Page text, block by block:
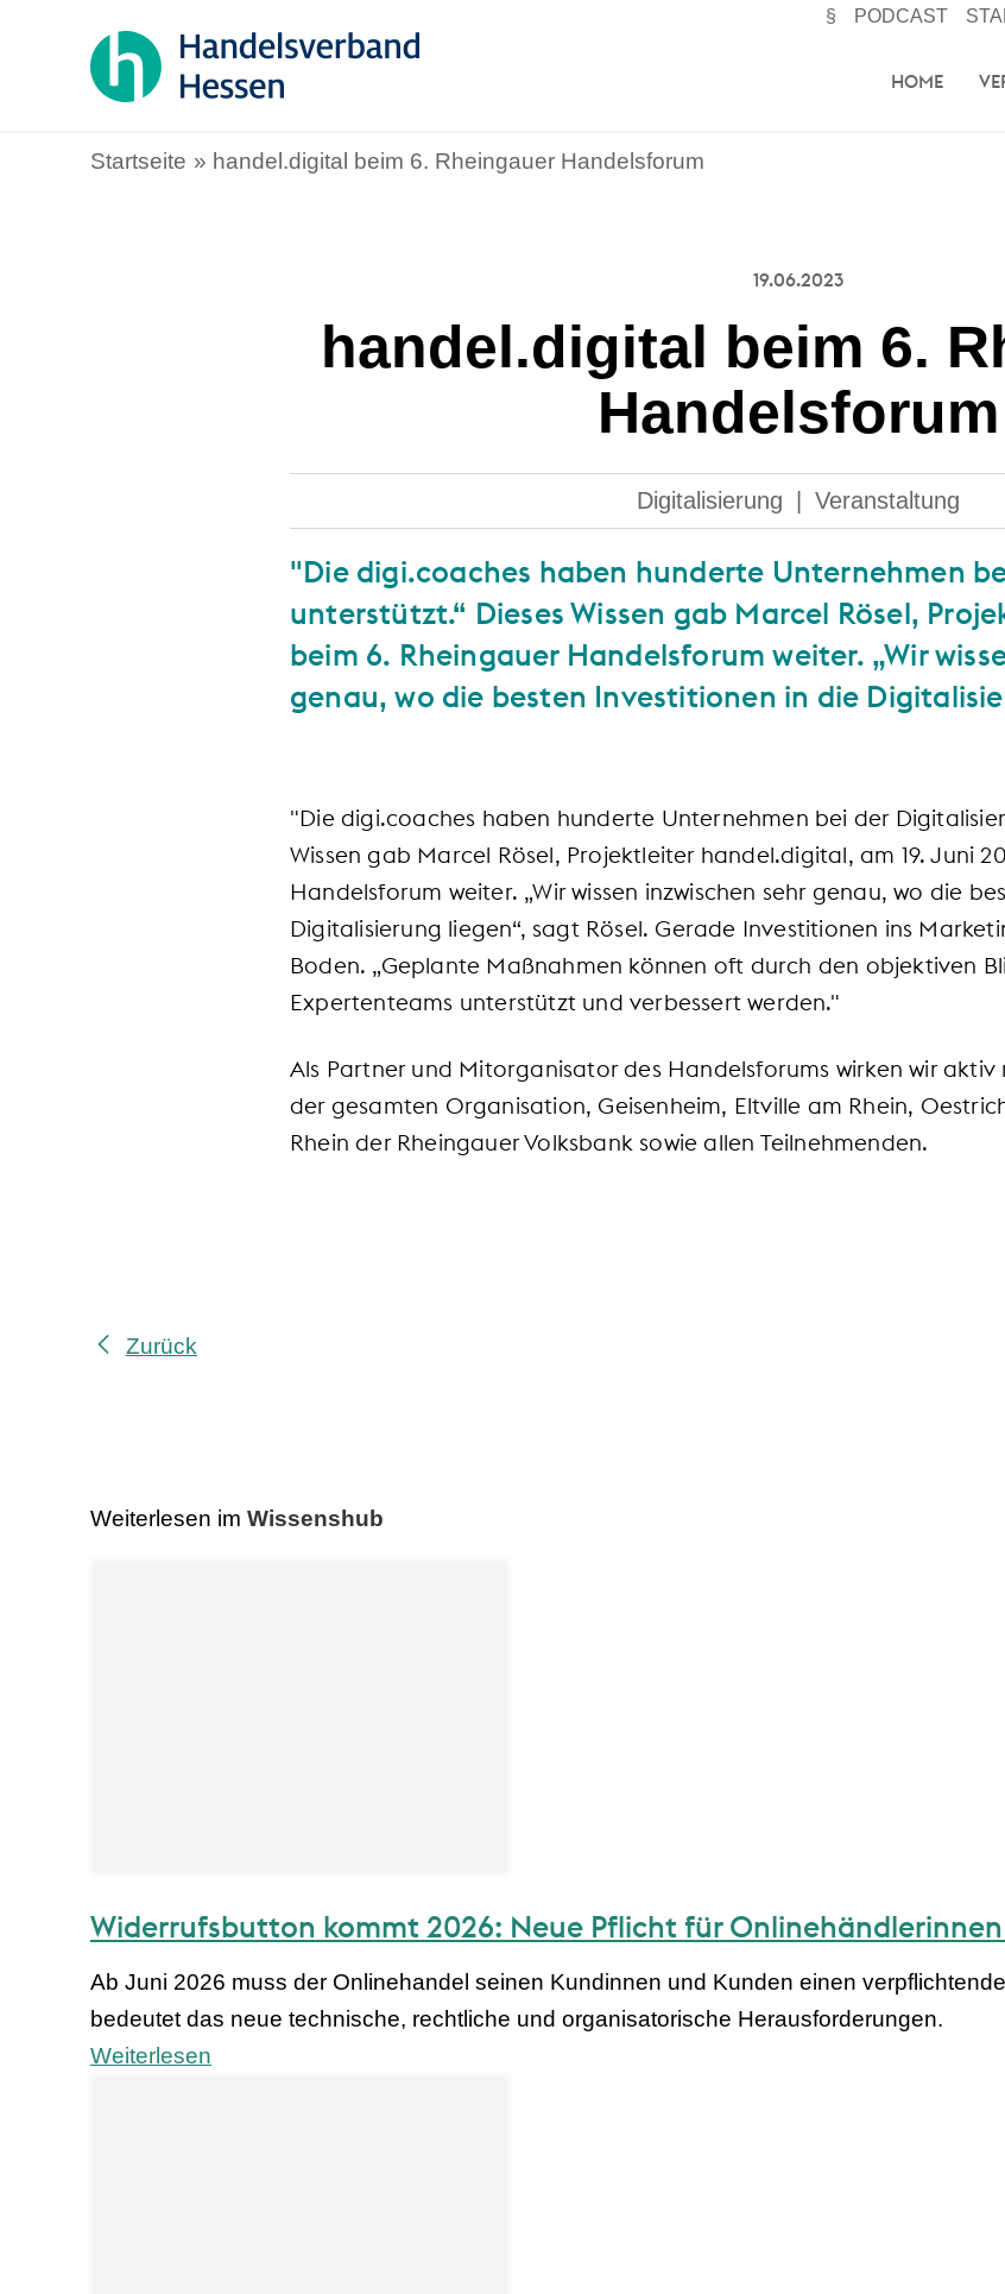
§ PODCAST
HOME
Startseite handel.digital beim 6. Rheingauer Handelsforum
19.06.2023
handel.digital beim 6.
Handelsforum
Digitalisierung Veranstaltung
"Die digi.coaches haben hunderte Unternehmen
unterstützt.“ Dieses Wissen gab Marcel Rösel,
beim 6. Rheingauer Handelsforum weiter. „Wir
genau, wo die besten Investitionen in die
"Die digi.coaches haben hunderte Unternehmen bei der
Wissen gab Marcel Rösel, Projektleiter handel.digital, am 19. Juni
Handelsforum weiter. „Wir wissen inzwischen sehr genau, wo die
Digitalisierung liegen“, sagt Rösel. Gerade Investitionen ins
Boden. „Geplante Maßnahmen können oft durch den objektiven
Expertenteams unterstützt und verbessert werden."
Als Partner und Mitorganisator des Handelsforums wirken wir
der gesamten Organisation, Geisenheim, Eltville am Rhein,
Rhein der Rheingauer Volksbank sowie allen Teilnehmenden.
Zurück
Weiterlesen im Wissenshub
Widerrufsbutton kommt 2026: Neue Pflicht für
Ab Juni 2026 muss der Onlinehandel seinen Kundinnen und Kunden einen
bedeutet das neue technische, rechtliche und organisatorische Herausforderungen.
Weiterlesen